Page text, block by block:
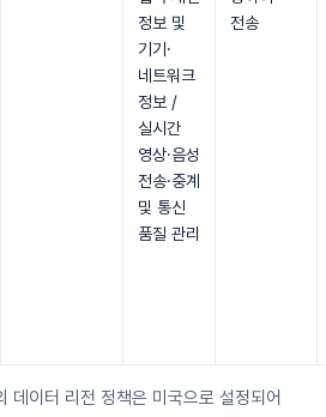
정보 및
기기·
네트워크
정보 /
실시간
영상·음성
전송·중계
및 통신
품질 관리
전송
이터 리전 정책은 미국으로 설정되어